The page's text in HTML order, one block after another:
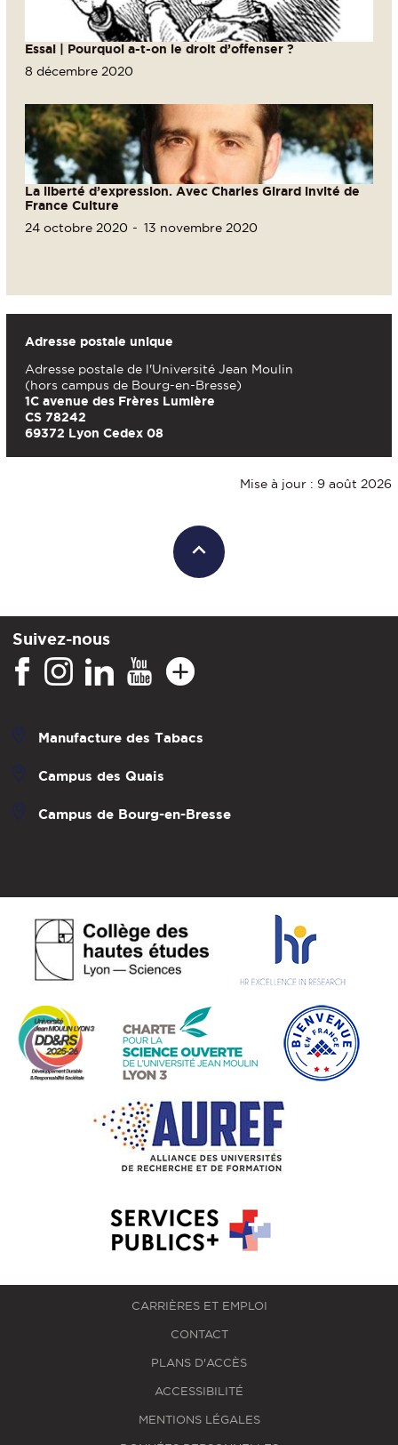
Essai | Pourquoi a-t-on le droit d’offenser ?
8 décembre 2020
La liberté d’expression. Avec Charles Girard invité de
France Culture
24 octobre 2020
13 novembre 2020
Adresse postale unique
Adresse postale de l'Université Jean Moulin
(hors campus de Bourg-en-Bresse)
1C avenue des Frères Lumière
CS 78242
69372 Lyon Cedex 08
Mise à jour : 9 août 2026
Suivez-nous
Manufacture des Tabacs
Campus des Quais
Campus de Bourg-en-Bresse
CARRIÈRES ET EMPLOI
CONTACT
PLANS D'ACCÈS
ACCESSIBILITÉ
MENTIONS LÉGALES